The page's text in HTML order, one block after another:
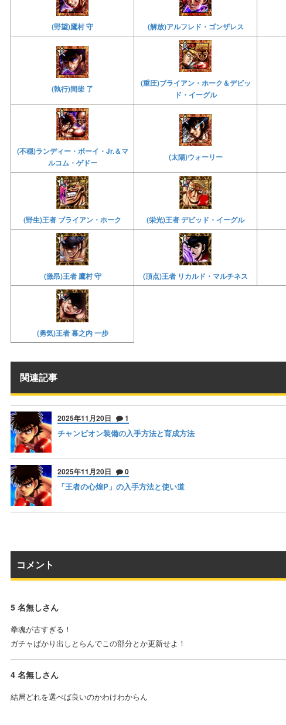
(野望)鷹村 守 (解放)アルフレド・ゴンザレス
(執行)間柴 了
(重圧)ブライアン・ホーク＆デビッ
ド・イーグル
(不穏)ランディー・ボーイ・Jr.＆マ
ルコム・ゲドー
(太陽)ウォーリー
(野生)王者 ブライアン・ホーク (栄光)王者 デビッド・イーグル
(激昂)王者 鷹村 守 (頂点)王者 リカルド・マルチネス
(勇気)王者 幕之内 一步
関連記事
2025年11月20日 1
チャンピオン装備の入手方法と育成方法
2025年11月20日 0
「王者の心煌P」の入手方法と使い道
コメント
5 名無しさん
拳魂が古すぎる！
ガチャばかり出しとらんでこの部分とか更新せよ！
4 名無しさん
結局どれを選べば良いのかわけわからん